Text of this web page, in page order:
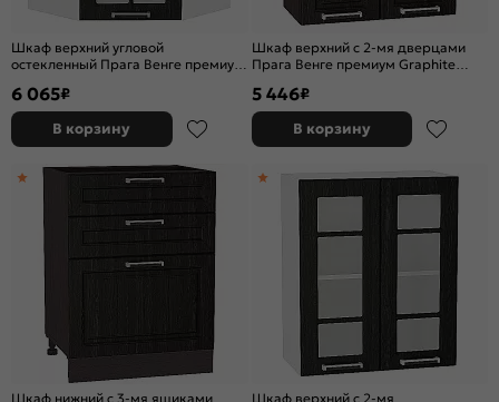
Шкаф верхний угловой
остекленный Прага Венге премиум
6 065₽
В корзину
Шкаф верхний с 2-мя дверцами
Прага Венге премиум Graphite
5 446₽
В корзину
Шкаф нижний с 3-мя ящиками
Шкаф верхний с 2-мя